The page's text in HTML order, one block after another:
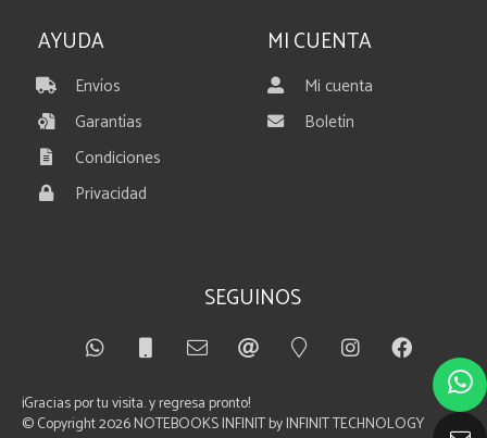
AYUDA
Envíos
Garantías
Condiciones
Privacidad
MI CUENTA
Mi cuenta
Boletín
SEGUINOS
¡Gracias por tu visita. y regresa pronto!
© Copyright 2026NOTEBOOKS INFINIT by INFINIT TECHNOLOGY